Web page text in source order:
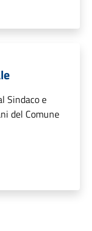
Sindaco e
del Comune